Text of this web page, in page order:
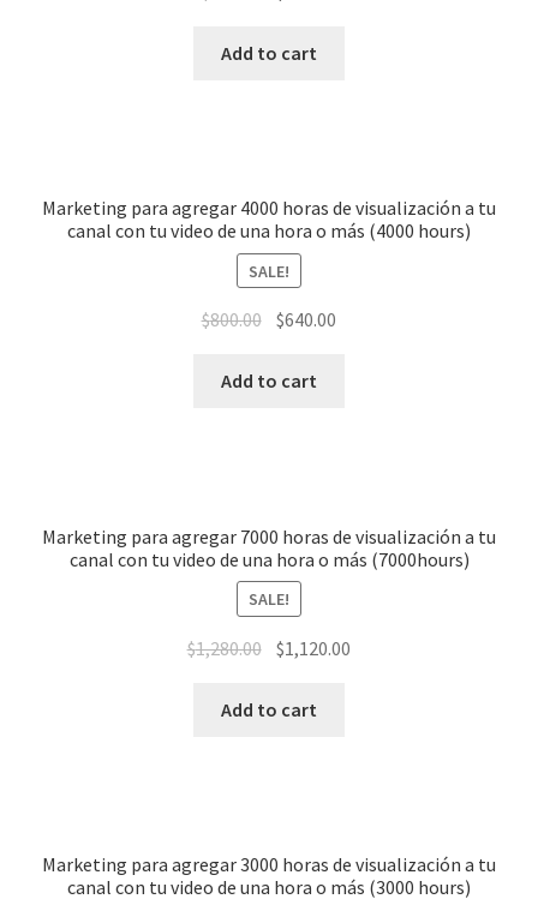
Add to cart
Marketing para agregar 4000 horas de visualización a tu
canal con tu video de una hora o más (4000 hours)
SALE!
$800.00 $640.00
Add to cart
Marketing para agregar 7000 horas de visualización a tu
canal con tu video de una hora o más (7000hours)
SALE!
$1,280.00 $1,120.00
Add to cart
Marketing para agregar 3000 horas de visualización a tu
canal con tu video de una hora o más (3000 hours)